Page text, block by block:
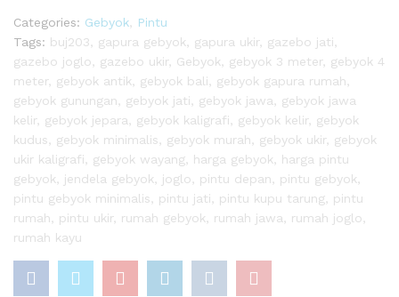
Categories: Gebyok
Pintu
Tags: buj203 gapura gebyok gapura ukir, gazebo jati
gazebo joglo
gazebo ukir, Gebyok gebyok 3 meter, gebyok 4
meter, gebyok antik gebyok bali gebyok gapura rumah
gebyok gunungan
gebyok jati gebyok jawa
gebyok jawa
kelir, gebyok jepara gebyok kaligrafi gebyok kelir, gebyok
kudus
gebyok minimalis gebyok murah gebyok ukir, gebyok
ukir kaligrafi
gebyok wayang harga gebyok
harga pintu
gebyok
jendela gebyok joglo pintu depan pintu gebyok
pintu gebyok minimalis
pintu jati pintu kupu tarung
pintu
rumah
pintu ukir, rumah gebyok rumah jawa rumah joglo
rumah kayu